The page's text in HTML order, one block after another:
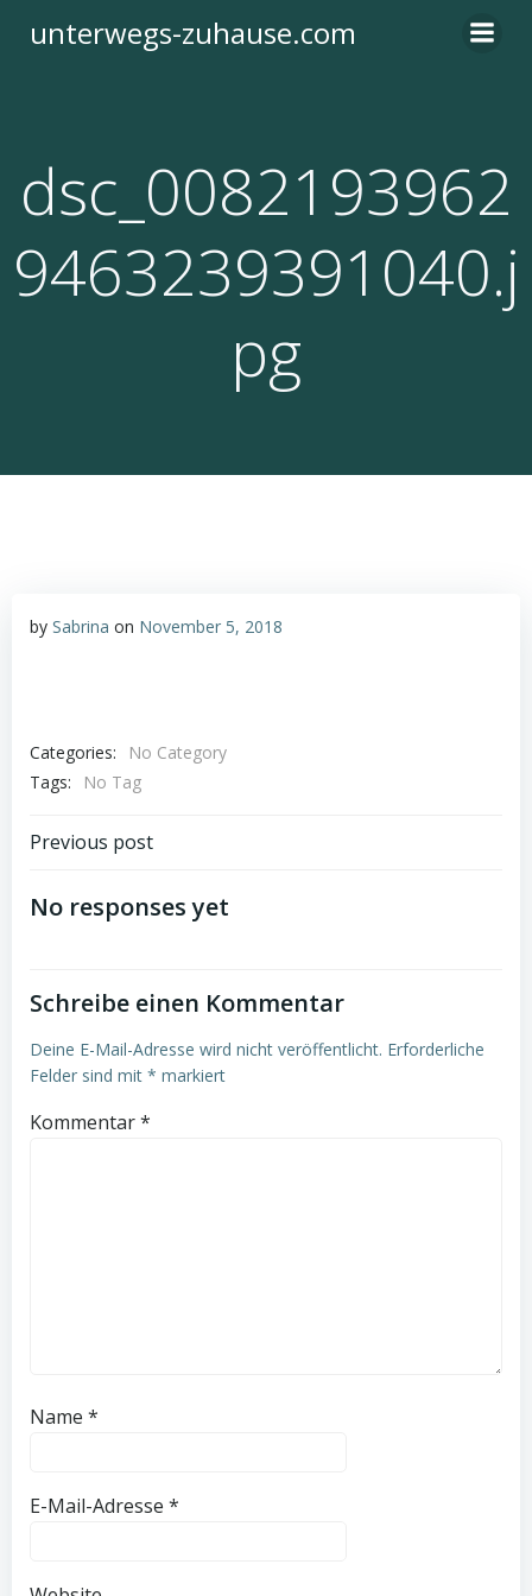
Inhalt
unterwegs-zuhause.com
dsc_0082193962
9463239391040.j
pg
by Sabrina on November 5, 2018
Categories:
No Category
Tags:
No Tag
Post
navigation
Previous post
No responses yet
Schreibe einen Kommentar
Deine E-Mail-Adresse wird nicht veröffentlicht. Erforderliche
Felder sind mit * markiert
Kommentar*
Name *
E-Mail-Adresse *